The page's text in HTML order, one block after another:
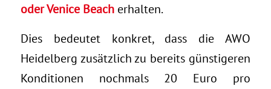
oder Venice Beacherhalten.
Dies bedeutet konkret, dass die AWO
Heidelberg zusätzlich zu bereits günstigeren
Konditionen nochmals 20 Euro pro